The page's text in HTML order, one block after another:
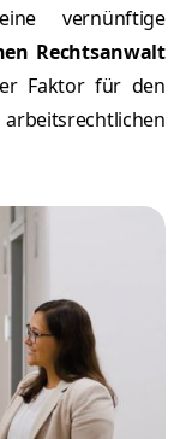
vernünftige
Rechtsanwalt
Faktor für den